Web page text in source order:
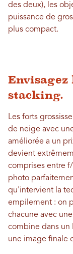
des deux), les
puissance de
plus compact.
Envisagez
stacking.
Les forts
de neige avec
améliorée a un
devient
comprises entre
photo
qu'intervient la
empilement : on
chacune avec
combine dans
une image finale